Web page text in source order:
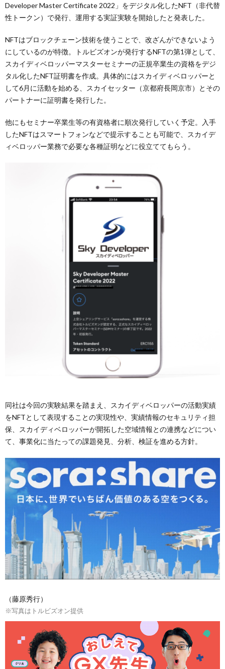
Developer Master Certificate 2022」をデジタル化したNFT（非代替
性トークン）で発行、運用する実証実験を開始したと発表した。
NFTはブロックチェーン技術を使うことで、改ざんができないよう
にしているのが特徴。トルビズオンが発行するNFTの第1弾として、
スカイディベロッパーマスターセミナーの正規卒業生の資格をデジ
タル化したNFT証明書を作成。具体的にはスカイディベロッパーと
して6月に活動を始める、スカイセッター（京都府長岡京市）とその
パートナーに証明書を発行した。
他にもセミナー卒業生等の有資格者に順次発行していく予定。入手
したNFTはスマートフォンなどで提示することも可能で、スカイデ
ィベロッパー業務で必要な各種証明などに役立ててもらう。
同社は今回の実験結果を踏まえ、スカイディベロッパーの活動実績
をNFTとして表現することの実現性や、実績情報のセキュリティ担
保、スカイディベロッパーが開拓した空域情報との連携などについ
て、事業化に当たっての課題発見、分析、検証を進める方針。
（藤原秀行）
※写真はトルビズオン提供